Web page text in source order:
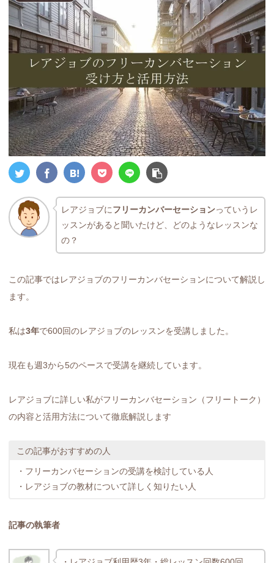
レアジョブにフリーカンバーセーションっていうレ
ッスンがあると聞いたけど、どのようなレッスンな
の？
この記事ではレアジョブのフリーカンバセーションについて解説し
ます。
私は3年で600回のレアジョブのレッスンを受講しました。
現在も週3から5のペースで受講を継続しています。
レアジョブに詳しい私がフリーカンバセーション（フリートーク）
の内容と活用方法について徹底解説します
この記事がおすすめの人
・フリーカンバセーションの受講を検討している人
・レアジョブの教材について詳しく知りたい人
記事の執筆者